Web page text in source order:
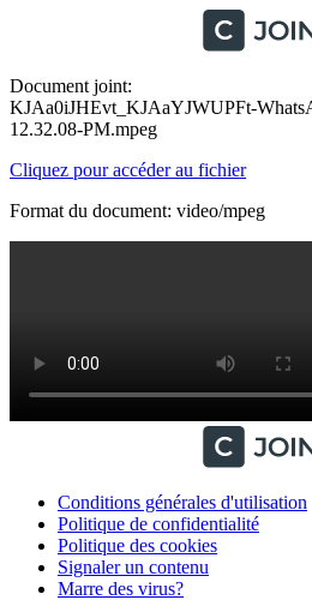
Document joint:
KJAa0iJHEvt_KJAaYJWUPFt-
12.32.08-PM.mpeg
Cliquez pour accéder au fichier
Format du document: video/mpeg
Conditions générales d'utilisation
Politique de confidentialité
Politique des cookies
Signaler un contenu
Marre des virus?